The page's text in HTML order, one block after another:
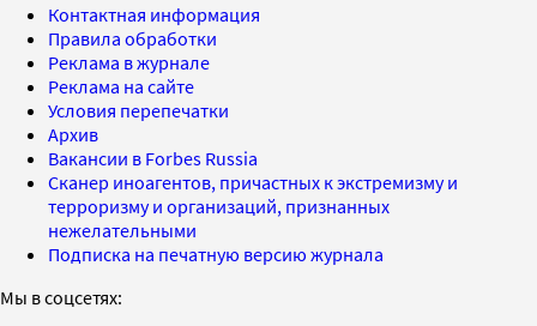
Контактная информация
Правила обработки
Реклама в журнале
Реклама на сайте
Условия перепечатки
Архив
Вакансии в Forbes Russia
Сканер иноагентов, причастных к экстремизму и
терроризму и организаций, признанных
нежелательными
Подписка на печатную версию журнала
Мы в соцсетях: